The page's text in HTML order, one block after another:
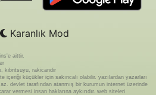
Karanlık Mod
aittir.
kibritsuyu, rakicandir
içeriği küçükler için sakıncalı olabilir. yazılardan yazarları
devlet tarafından atanmış bir kurumun internet üzerinde
vermesi insan haklarına aykırıdır. web siteleri